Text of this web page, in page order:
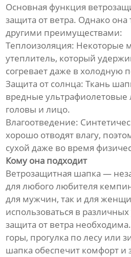
Основная функция
защита от ветра. Однако она
другими преимуществами:
Теплоизоляция: Некоторые
утеплитель, который
согревает даже в холодную
Защита от солнца: Ткань
вредные
головы и лицо.
Влагоотведение:
хорошо отводят влагу,
сухой даже во время
Кому она подходит
Ветрозащитная шапка —
для любого любителя
для мужчин, так и для
использоваться в различных
защита от ветра
горы, прогулка по лесу или
шапка обеспечит комфорт и